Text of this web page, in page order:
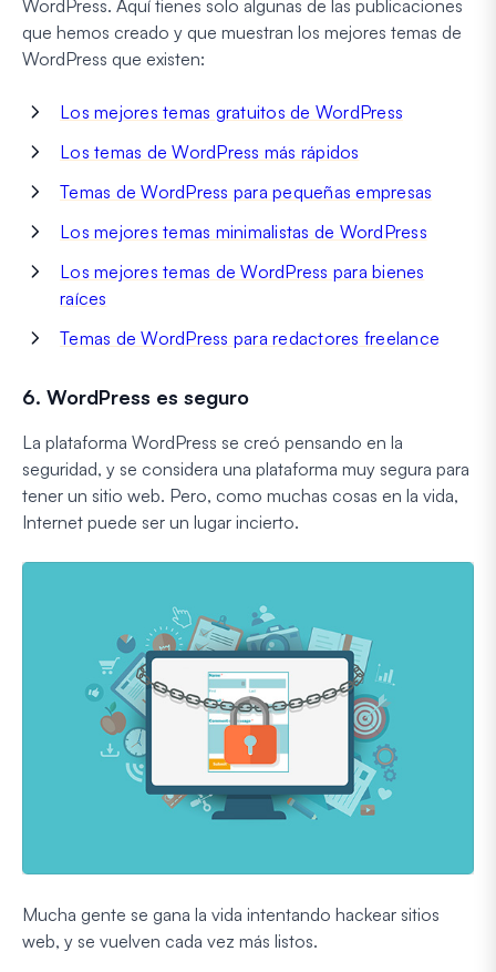
WordPress. Aquí tienes solo algunas de las publicaciones
que hemos creado y que muestran los mejores temas de
WordPress que existen:
Los mejores temas gratuitos de WordPress
Los temas de WordPress más rápidos
Temas de WordPress para pequeñas empresas
Los mejores temas minimalistas de WordPress
Los mejores temas de WordPress para bienes
raíces
Temas de WordPress para redactores freelance
6. WordPress es seguro
La plataforma WordPress se creó pensando en la
seguridad, y se considera una plataforma muy segura para
tener un sitio web. Pero, como muchas cosas en la vida,
Internet puede ser un lugar incierto.
Mucha gente se gana la vida intentando hackear sitios
web, y se vuelven cada vez más listos.